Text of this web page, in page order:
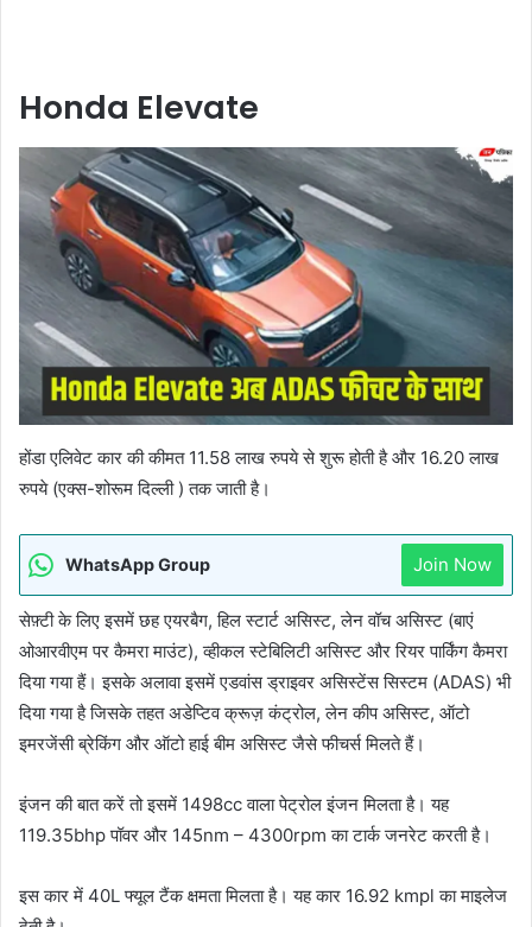
Honda Elevate
होंडा एलिवेट कार की कीमत 11.58 लाख रुपये से शुरू होती है और 16.20 लाख
रुपये (एक्स-शोरूम दिल्ली ) तक जाती है।
WhatsApp Group Join Now
सेफ़्टी के लिए इसमें छह एयरबैग, हिल स्टार्ट असिस्ट, लेन वॉच असिस्ट (बाएं
ओआरवीएम पर कैमरा माउंट), व्हीकल स्टेबिलिटी असिस्ट और रियर पार्किंग कैमरा
दिया गया हैं। इसके अलावा इसमें एडवांस ड्राइवर असिस्टेंस सिस्टम (ADAS) भी
दिया गया है जिसके तहत अडेप्टिव क्रूज़ कंट्रोल, लेन कीप असिस्ट, ऑटो
इमरजेंसी ब्रेकिंग और ऑटो हाई बीम असिस्ट जैसे फीचर्स मिलते हैं।
इंजन की बात करें तो इसमें 1498cc वाला पेट्रोल इंजन मिलता है। यह
119.35bhp पॉवर और 145nm – 4300rpm का टार्क जनरेट करती है।
इस कार में 40L फ्यूल टैंक क्षमता मिलता है। यह कार 16.92 kmpl का माइलेज